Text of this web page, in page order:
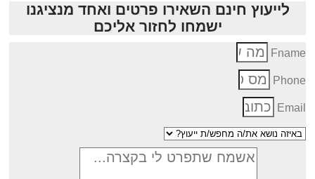
לייעוץ חינם השאירו פרטים ואחד מנציגנו
ישמחו לחזור אליכם